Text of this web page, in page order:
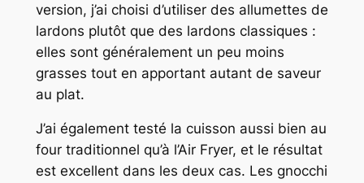
version, j’ai choisi d’utiliser des allumettes de
lardons plutôt que des lardons classiques :
elles sont généralement un peu moins
grasses tout en apportant autant de saveur
au plat.
J’ai également testé la cuisson aussi bien au
four traditionnel qu’à l’Air Fryer, et le résultat
est excellent dans les deux cas. Les gnocchi